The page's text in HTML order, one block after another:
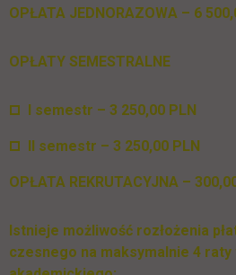
OPŁATA JEDNORAZOWA – 6
OPŁATY SEMESTRALNE
I semestr – 3 250,00 PLN
II semestr – 3 250,00 PLN
OPŁATA REKRUTACYJNA –
Istnieje możliwość rozłożenia
czesnego na maksymalnie 4 raty